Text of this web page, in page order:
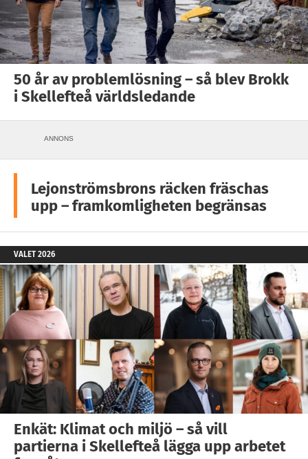
50 år av problemlösning – så blev Brokk
i Skellefteå världsledande
ANNONS
Lejonströmsbrons räcken fräschas
upp – framkomligheten begränsas
VALET 2026
Enkät: Klimat och miljö – så vill
partierna i Skellefteå lägga upp arbetet